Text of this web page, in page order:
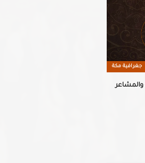
جغرافية مكة